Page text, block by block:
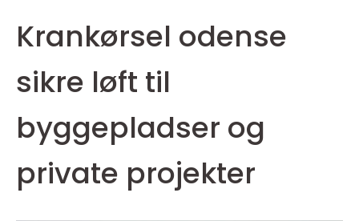
Krankørsel odense
sikre løft til
byggepladser og
private projekter